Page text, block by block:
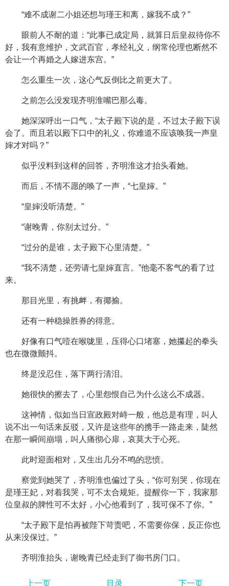
“难不成谢二小姐还想与瑾王和离，嫁我不成？”
眼前人不耐的道：“此事已成定局，就算日后皇叔待你不
好，我有意维护，文武百官，孝经礼义，纲常伦理也断然不
会让一个再婚之人嫁进东宫。”
怎么重生一次，这心气反倒比之前更大了。
之前怎么没发现齐明淮嘴巴那么毒。
她深深呼出一口气，“太子殿下说的是，不过太子殿下误
会了。而且若以殿下口中的礼义，你难道不应该唤我一声皇
婶才对吗？”
似乎没料到这样的回答，齐明淮这才抬头看她。
而后，不情不愿的唤了一声，“七皇婶。”
“皇婶没听清楚。”
“谢晚青，你别太过分。”
“过分的是谁，太子殿下心里清楚。”
“我不清楚，还劳请七皇婶直言。”他毫不客气的看了过
来。
那目光里，有挑衅，有揶揄。
还有一种稳操胜券的得意。
好像有口气噎在喉咙里，压得心口堵塞，她攥起的拳头
也在微微颤抖。
终是没忍住，落下两行清泪。
她很快的擦去了，心里怨恨自己为什么这么不成器。
这神情，似如当日宣政殿对峙一般，他总是有理，叫人
说不出一句话来反驳，又许是这些年的携手一路走来，陡然
在那一瞬间崩塌，叫人痛彻心扉，哀莫大于心死。
此时迎面相对，又生出几分不鸣的悲愤。
察觉到她哭了，齐明淮也偏过了头，“你可别哭，你现在
是瑾王妃，对着我哭，可不太合规矩。提醒你一下，我家那
位皇叔的脾性可不太好，小心他看到了，我可保不了你。”
“太子殿下是怕再被陛下苛责吧，不需要你保，反正你也
从来没保过。”
齐明淮抬头，谢晚青已经走到了御书房门口。
上一页 目录 下一页